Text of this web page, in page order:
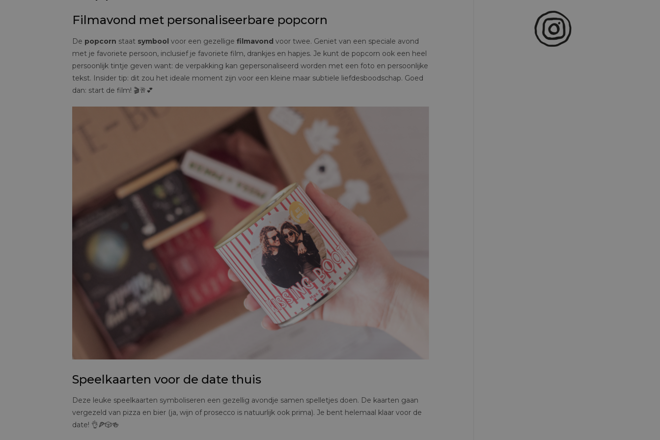
Filmavond met personaliseerbare popcorn
De popcorn staat symbool voor een gezellige filmavond voor twee. Geniet van een speciale avond
met je favoriete persoon, inclusief je favoriete film, drankjes en hapjes. Je kunt de popcorn ook een heel
persoonlijk tintje geven want: de verpakking kan gepersonaliseerd worden met een foto en persoonlijke
tekst. Insider tip: dit zou het ideale moment zijn voor een kleine maar subtiele liefdesboodschap. Goed
dan: start de film! 🎬🥂💕
Speelkaarten voor de date thuis
Deze leuke speelkaarten symboliseren een gezellig avondje samen spelletjes doen. De kaarten gaan
vergezeld van pizza en bier (ja, wijn of prosecco is natuurlijk ook prima). Je bent helemaal klaar voor de
date! 👌🍕🎲🍻